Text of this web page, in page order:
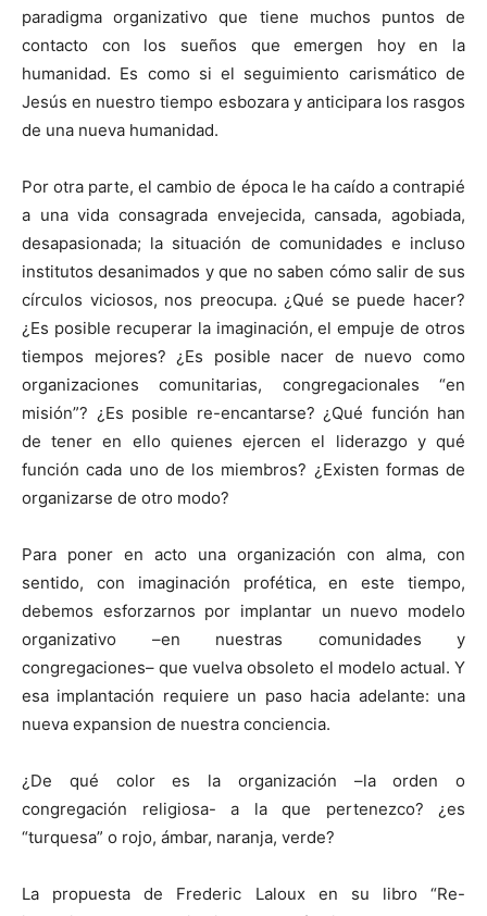
paradigma organizativo que tiene muchos puntos de
contacto con los sueños que emergen hoy en la
humanidad. Es como si el seguimiento carismático de
Jesús en nuestro tiempo esbozara y anticipara los rasgos
de una nueva humanidad.
Por otra parte, el cambio de época le ha caído a contrapié
a una vida consagrada envejecida, cansada, agobiada,
desapasionada; la situación de comunidades e incluso
institutos desanimados y que no saben cómo salir de sus
círculos viciosos, nos preocupa. ¿Qué se puede hacer?
¿Es posible recuperar la imaginación, el empuje de otros
tiempos mejores? ¿Es posible nacer de nuevo como
organizaciones comunitarias, congregacionales “en
misión”? ¿Es posible re-encantarse? ¿Qué función han
de tener en ello quienes ejercen el liderazgo y qué
función cada uno de los miembros? ¿Existen formas de
organizarse de otro modo?
Para poner en acto una organización con alma, con
sentido, con imaginación profética, en este tiempo,
debemos esforzarnos por implantar un nuevo modelo
organizativo –en nuestras comunidades y
congregaciones– que vuelva obsoleto el modelo actual. Y
esa implantación requiere un paso hacia adelante: una
nueva expansion de nuestra conciencia.
¿De qué color es la organización –la orden o
congregación religiosa- a la que pertenezco? ¿es
“turquesa” o rojo, ámbar, naranja, verde?
La propuesta de Frederic Laloux en su libro “Re-